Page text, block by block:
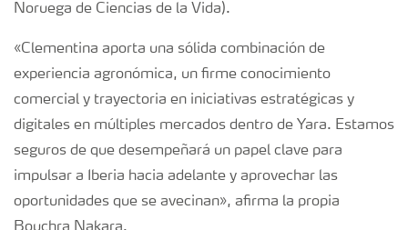
Noruega de Ciencias de la Vida).
«Clementina aporta una sólida combinación de
experiencia agronómica, un firme conocimiento
comercial y trayectoria en iniciativas estratégicas y
digitales en múltiples mercados dentro de Yara. Estamos
seguros de que desempeñará un papel clave para
impulsar a Iberia hacia adelante y aprovechar las
oportunidades que se avecinan», afirma la propia